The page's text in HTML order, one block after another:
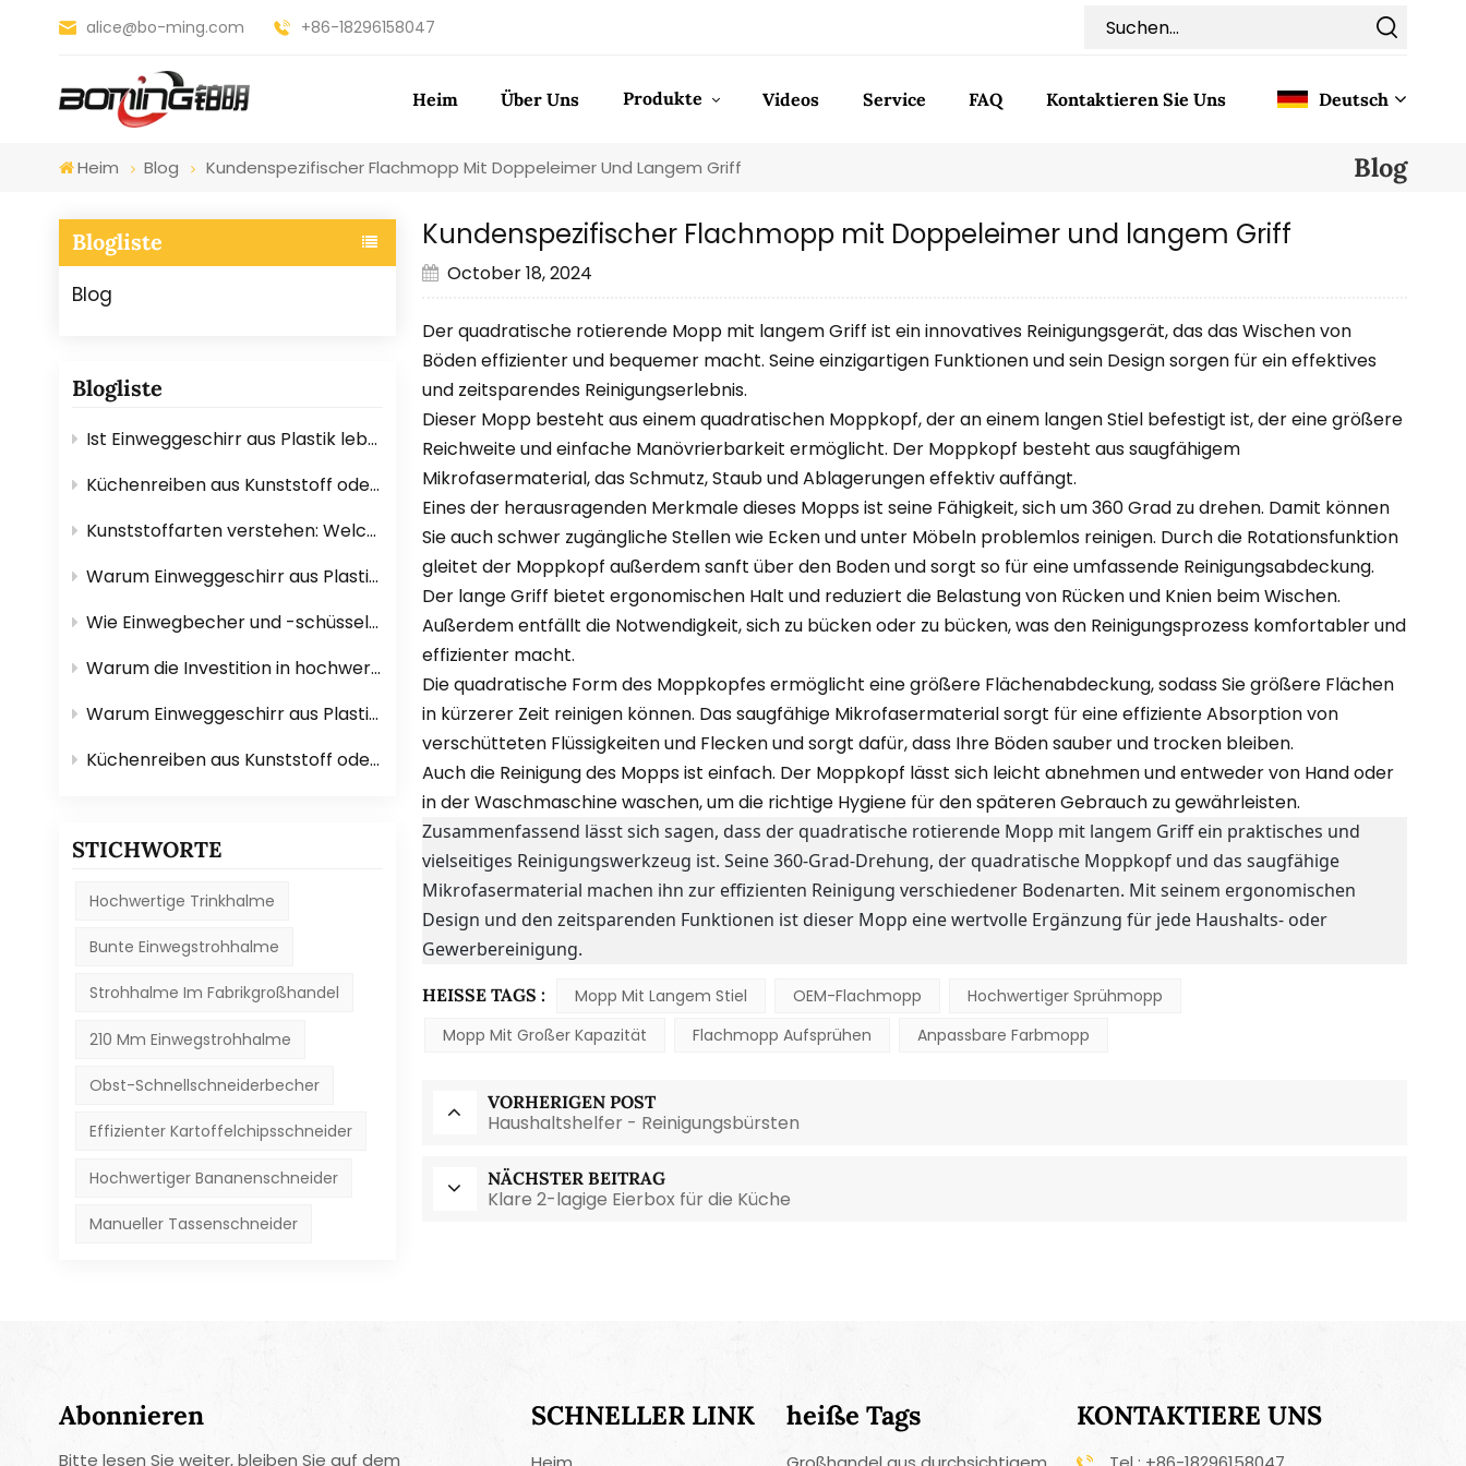
alice@bo-ming.com +86-18296158047
Heim Über Uns Produkte Videos Service FAQ Kontaktieren Sie Uns Deutsch
Italiano
Português
Nederlands
Türkçe
Heim Blog Kundenspezifischer Flachmopp Mit Doppeleimer Und Langem Griff Blog
Blogliste
Blog
Blogliste
Ist Einweggeschirr aus Plastik lebensmittelecht? Hier ist die Antwort.
Küchenreiben aus Kunststoff oder Edelstahl: Welche ist besser?
Kunststoffarten verstehen: Welche eignen sich für Geschirr?
Warum Einweggeschirr aus Plastik perfekt für Veranstaltungen im Freien geeignet ist?
Wie Einwegbecher und -schüsseln das Catering erleichtern?
Warum die Investition in hochwertige Mopps und Bürsten Ihnen Zeit spart?
Warum Einweggeschirr aus Plastik perfekt für Veranstaltungen im Freien geeignet ist?
Küchenreiben aus Kunststoff oder Edelstahl: Welche ist besser?
STICHWORTE
Hochwertige Trinkhalme
Bunte Einwegstrohhalme
Strohhalme Im Fabrikgroßhandel
210 Mm Einwegstrohhalme
Obst-Schnellschneiderbecher
Effizienter Kartoffelchipsschneider
Hochwertiger Bananenschneider
Manueller Tassenschneider
Kundenspezifischer Flachmopp mit Doppeleimer und langem Griff
October 18, 2024
Der quadratische rotierende Mopp mit langem Griff ist ein innovatives Reinigungsgerät, das das Wischen von
Böden effizienter und bequemer macht. Seine einzigartigen Funktionen und sein Design sorgen für ein effektives
und zeitsparendes Reinigungserlebnis.
Dieser Mopp besteht aus einem quadratischen Moppkopf, der an einem langen Stiel befestigt ist, der eine größere
Reichweite und einfache Manövrierbarkeit ermöglicht. Der Moppkopf besteht aus saugfähigem
Mikrofasermaterial, das Schmutz, Staub und Ablagerungen effektiv auffängt.
Eines der herausragenden Merkmale dieses Mopps ist seine Fähigkeit, sich um 360 Grad zu drehen. Damit können
Sie auch schwer zugängliche Stellen wie Ecken und unter Möbeln problemlos reinigen. Durch die Rotationsfunktion
gleitet der Moppkopf außerdem sanft über den Boden und sorgt so für eine umfassende Reinigungsabdeckung.
Der lange Griff bietet ergonomischen Halt und reduziert die Belastung von Rücken und Knien beim Wischen.
Außerdem entfällt die Notwendigkeit, sich zu bücken oder zu bücken, was den Reinigungsprozess komfortabler und
effizienter macht.
Die quadratische Form des Moppkopfes ermöglicht eine größere Flächenabdeckung, sodass Sie größere Flächen
in kürzerer Zeit reinigen können. Das saugfähige Mikrofasermaterial sorgt für eine effiziente Absorption von
verschütteten Flüssigkeiten und Flecken und sorgt dafür, dass Ihre Böden sauber und trocken bleiben.
Auch die Reinigung des Mopps ist einfach. Der Moppkopf lässt sich leicht abnehmen und entweder von Hand oder
in der Waschmaschine waschen, um die richtige Hygiene für den späteren Gebrauch zu gewährleisten.
Zusammenfassend lässt sich sagen, dass der quadratische rotierende Mopp mit langem Griff ein praktisches und
vielseitiges Reinigungswerkzeug ist. Seine 360-Grad-Drehung, der quadratische Moppkopf und das saugfähige
Mikrofasermaterial machen ihn zur effizienten Reinigung verschiedener Bodenarten. Mit seinem ergonomischen
Design und den zeitsparenden Funktionen ist dieser Mopp eine wertvolle Ergänzung für jede Haushalts- oder
Gewerbereinigung.
HEISSE TAGS : Mopp Mit Langem Stiel OEM-Flachmopp
Hochwertiger Sprühmopp
Mopp Mit Großer Kapazität
Flachmopp Aufsprühen Anpassbare Farbmopp
VORHERIGEN POST
Haushaltshelfer - Reinigungsbürsten
NÄCHSTER BEITRAG
Klare 2-lagige Eierbox für die Küche
Abonnieren
Bitte lesen Sie weiter, bleiben Sie auf dem
SCHNELLER LINK heiße Tags KONTAKTIERE UNS